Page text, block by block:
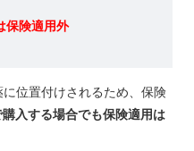
保険適用外
位置付けされるため、保険
入する場合でも保険適用は